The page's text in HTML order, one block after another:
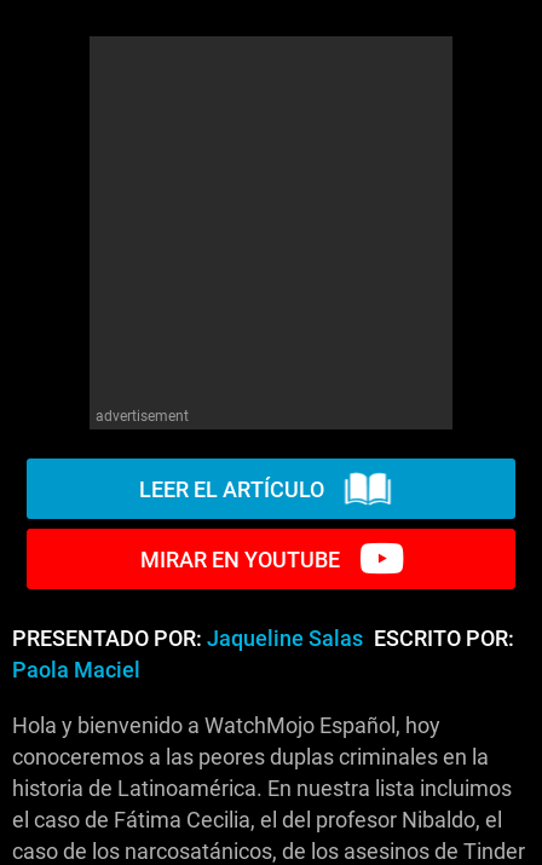
advertisement
LEER EL ARTÍCULO
MIRAR EN YOUTUBE
PRESENTADO POR: Jaqueline Salas ESCRITO POR:
Paola Maciel
Hola y bienvenido a WatchMojo Español, hoy
conoceremos a las peores duplas criminales en la
historia de Latinoamérica. En nuestra lista incluimos
el caso de Fátima Cecilia, el del profesor Nibaldo, el
caso de los narcosatánicos, de los asesinos de Tinder